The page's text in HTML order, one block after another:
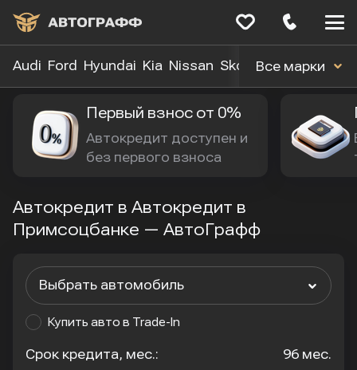
Audi Ford Hyundai Kia Nissan Skoda Toyota
Все марки
Первый взнос от 0%
Автокредит доступен и
без первого взноса
Автокредит в Автокредит в
Примсоцбанке — АвтоГрафф
Выбрать автомобиль
Купить авто в Trade-In
Срок кредита, мес.: 96 мес.